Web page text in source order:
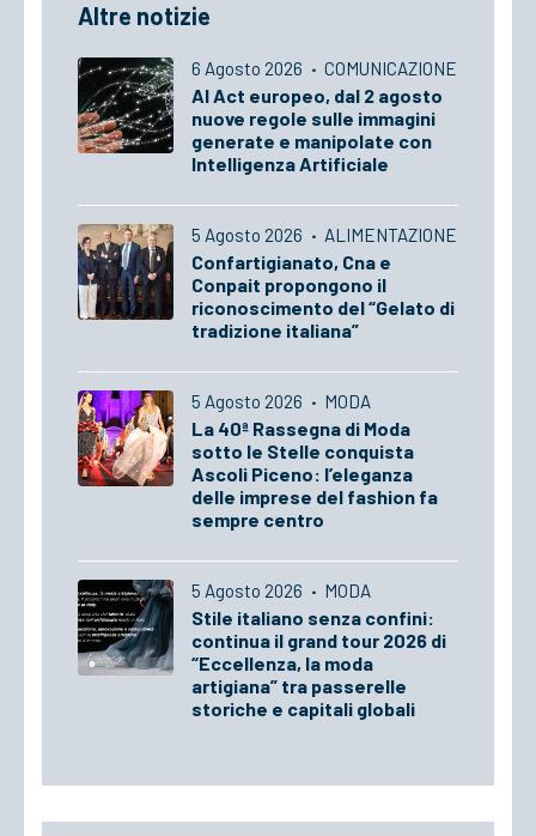
Altre notizie
6 Agosto 2026 · COMUNICAZIONE
AI Act europeo, dal 2 agosto
nuove regole sulle immagini
generate e manipolate con
Intelligenza Artificiale
5 Agosto 2026 · ALIMENTAZIONE
Confartigianato, Cna e
Conpait propongono il
riconoscimento del “Gelato di
tradizione italiana”
5 Agosto 2026 · MODA
La 40ª Rassegna di Moda
sotto le Stelle conquista
Ascoli Piceno: l’eleganza
delle imprese del fashion fa
sempre centro
5 Agosto 2026 · MODA
Stile italiano senza confini:
continua il grand tour 2026 di
“Eccellenza, la moda
artigiana” tra passerelle
storiche e capitali globali